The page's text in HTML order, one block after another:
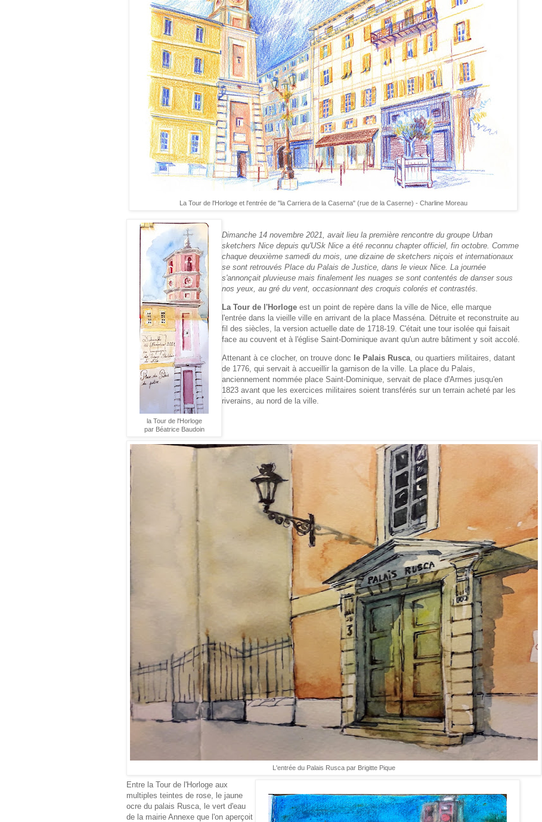
La Tour de l'Horloge et l'entrée de "la Carriera de la Caserna" (rue de la Caserne) - Charline Moreau
la Tour de l'Horloge
par Béatrice Baudoin
Dimanche 14 novembre 2021, avait lieu la première rencontre du groupe Urban
sketchers Nice depuis qu'USk Nice a été reconnu chapter officiel, fin octobre. Comme
chaque deuxième samedi du mois, une dizaine de sketchers niçois et internationaux
se sont retrouvés Place du Palais de Justice, dans le vieux Nice. La journée
s'annonçait pluvieuse mais finalement les nuages se sont contentés de danser sous
nos yeux, au gré du vent, occasionnant des croquis colorés et contrastés.
La Tour de l'Horloge est un point de repère dans la ville de Nice, elle marque
l'entrée dans la vieille ville en arrivant de la place Masséna. Détruite et reconstruite au
fil des siècles, la version actuelle date de 1718-19. C'était une tour isolée qui faisait
face au couvent et à l'église Saint-Dominique avant qu'un autre bâtiment y soit accolé.
Attenant à ce clocher, on trouve donc le Palais Rusca, ou quartiers militaires, datant
de 1776, qui servait à accueillir la garnison de la ville. La place du Palais,
anciennement nommée place Saint-Dominique, servait de place d'Armes jusqu'en
1823 avant que les exercices militaires soient transférés sur un terrain acheté par les
riverains, au nord de la ville.
L'entrée du Palais Rusca par Brigitte Pique
Entre la Tour de l'Horloge aux
multiples teintes de rose, le jaune
ocre du palais Rusca, le vert d'eau
de la mairie Annexe que l'on aperçoit